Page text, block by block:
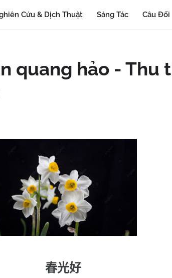
Cứu & Dịch Thuật Sáng Tác Câu Đối
quang hảo - Thu
春光好